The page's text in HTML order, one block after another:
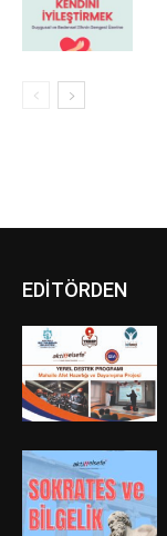
EDİTÖRDEN